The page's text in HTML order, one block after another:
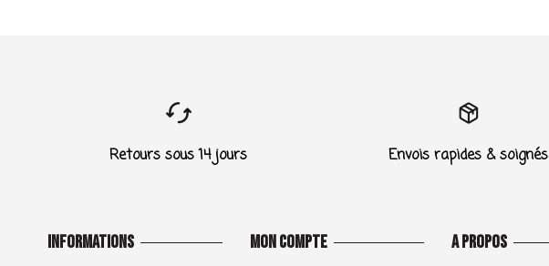
Retours sous 14 jours Envois rapides & soignés
Informations Mon compte A propos